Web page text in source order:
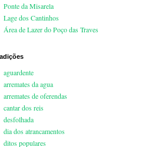
Ponte da Misarela
Lage dos Cantinhos
Área de Lazer do Poço das Traves
aguardente
arremates da agua
arremates de oferendas
cantar dos reis
desfolhada
dia dos atrancamentos
ditos populares